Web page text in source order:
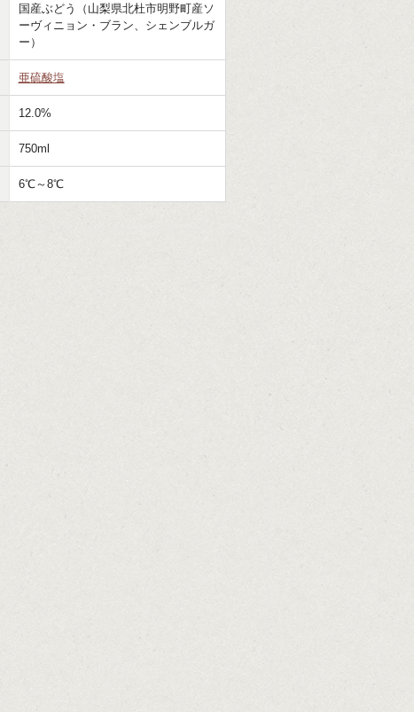
国産ぶどう（山梨県北杜市明野町産ソ
ーヴィニョン・ブラン、シェンブルガ
ー）
亜硫酸塩
12.0%
750ml
6℃～8℃